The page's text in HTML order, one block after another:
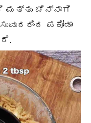
ಚೆನ್ನಾಗಿ
ಪಕೋಡಾ